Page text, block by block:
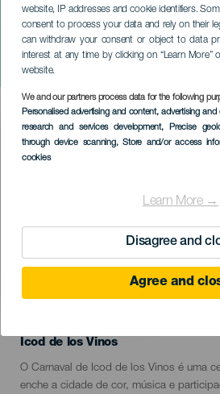
website, IP addresses and cookie identifiers.
consent to process your data and rely on their
can withdraw your consent or object to data
interest at any time by clicking on “Learn More”
website.
We and our partners process data for the following
Personalised advertising and content, advertising
research and services development, Precise
through device scanning, Store and/or access
cookies
Learn More →
Disagree and
Agree and
Carnaval de Icod
Vinos
TENERIFE
Imagen
Listado
Localidad
Icod de los Vinos
Descripción
del
O Carnaval de Icod de los Vinos é uma
enche a cidade de cor, música e